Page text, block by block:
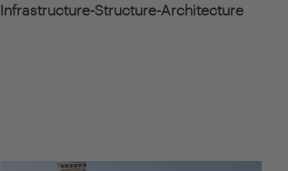
Infrastructure-Structure-Architecture